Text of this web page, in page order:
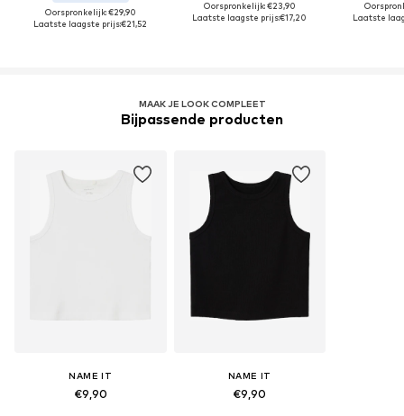
Oorspronkelijk: €29,90
Laatste laagste prijs:€21,52
Oorspronkelijk: €23,90
Laatste laagste prijs:€17,20
Laatste
MAAK JE LOOK COMPLEET
Bijpassende producten
NAME IT
€9,90
NAME IT
€9,90